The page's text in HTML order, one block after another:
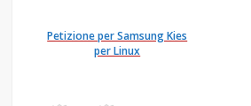
Petizione per Samsung Kies
per Linux